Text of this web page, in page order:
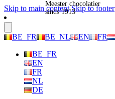
Skip to main content Skip to footer
BE_FR BE_NL EN FR
BE_FR
EN
FR
NL
DE
Meester chocolatier
sinds 1913